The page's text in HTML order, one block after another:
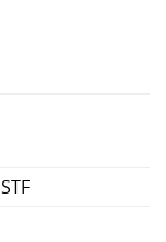
STF